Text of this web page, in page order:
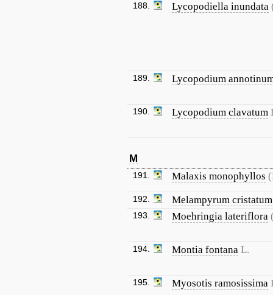
188. Lycopodiella inundata
189. Lycopodium
190. Lycopodium clavatum
M
191. Malaxis monophyllos
192. Melampyrum cristatum
193. Moehringia lateriflora
194. Montia fontana L.
195. Myosotis ramosissima